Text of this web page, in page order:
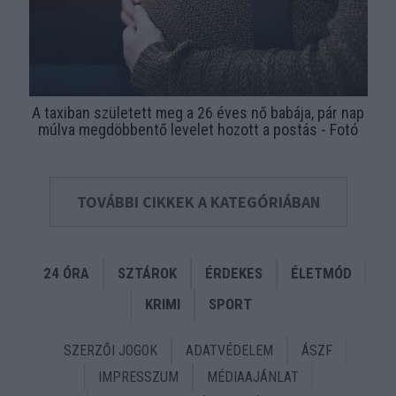
A taxiban született meg a 26 éves nő babája, pár nap
múlva megdöbbentő levelet hozott a postás - Fotó
TOVÁBBI CIKKEK A KATEGÓRIÁBAN
24 ÓRA SZTÁROK ÉRDEKES
ÉLETMÓD
KRIMI
SPORT
SZERZŐI JOGOK ADATVÉDELEM
ÁSZF
IMPRESSZUM
MÉDIAAJÁNLAT